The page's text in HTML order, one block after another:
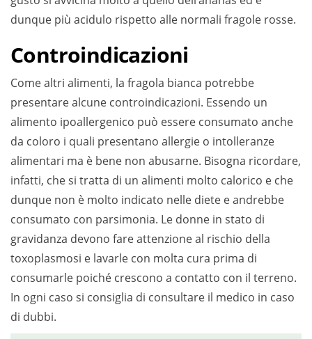
dunque più acidulo rispetto alle normali fragole rosse.
Controindicazioni
Come altri alimenti, la fragola bianca potrebbe
presentare alcune controindicazioni. Essendo un
alimento ipoallergenico può essere consumato anche
da coloro i quali presentano allergie o intolleranze
alimentari ma è bene non abusarne. Bisogna ricordare,
infatti, che si tratta di un alimenti molto calorico e che
dunque non è molto indicato nelle diete e andrebbe
consumato con parsimonia. Le donne in stato di
gravidanza devono fare attenzione al rischio della
toxoplasmosi e lavarle con molta cura prima di
consumarle poiché crescono a contatto con il terreno.
In ogni caso si consiglia di consultare il medico in caso
di dubbi.